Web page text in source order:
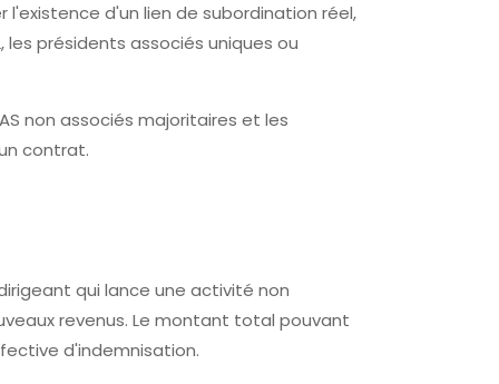
d'un lien de subordination réel,
les présidents associés uniques ou
non associés majoritaires et les
contrat.
qui lance une activité non
revenus. Le montant total pouvant
d'indemnisation.